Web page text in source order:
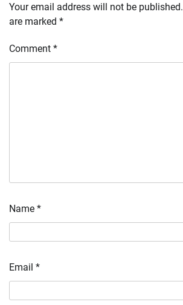
Your email address will not be published.
are marked *
Comment *
Name *
Email *